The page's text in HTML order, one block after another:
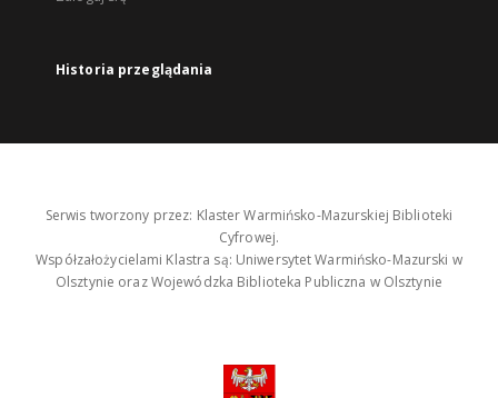
Historia przeglądania
Serwis tworzony przez: Klaster Warmińsko-Mazurskiej Biblioteki
Cyfrowej.
Współzałożycielami Klastra są: Uniwersytet Warmińsko-Mazurski w
Olsztynie oraz Wojewódzka Biblioteka Publiczna w Olsztynie